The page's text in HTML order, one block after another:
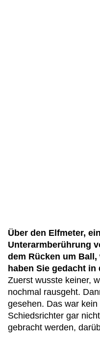
Über den Elfmeter,
Unterarmberührung
dem Rücken um
haben Sie gedacht in
Zuerst wusste keiner,
nochmal rausgeht.
gesehen. Das war
Schiedsrichter gar
gebracht werden,